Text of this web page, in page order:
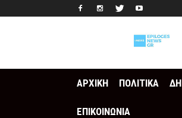
ΑΡΧΙΚΗ ΠΟΛΙΤΙΚΑ
ΕΠΙΚΟΙΝΩΝΙΑ